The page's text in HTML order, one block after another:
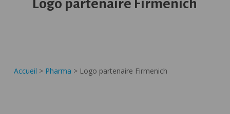
Logo partenaire Firmenich
Accueil > Pharma > Logo partenaire Firmenich